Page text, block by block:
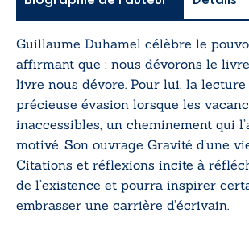
Guillaume Duhamel célèbre le
affirmant que : nous dévorons le
livre nous dévore. Pour lui, la lecture
précieuse évasion lorsque les
inaccessibles, un cheminement qui
motivé. Son ouvrage Gravité d’une
Citations et réflexions incite à
de l’existence et pourra inspirer
embrasser une carrière d’écrivain.